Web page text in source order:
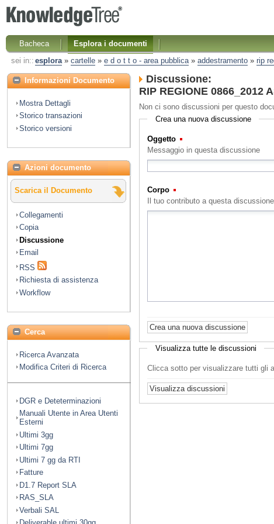
Bacheca Esplora i documenti
sei in:: esplora» cartelle» e d o t t o - area pubblica» addestramento» rip
Informazioni Documento
Mostra Dettagli
Storico transazioni
Storico versioni
Azioni documento
Scarica il Documento
Collegamenti
Copia
Discussione
Email
RSS
Richiesta di assistenza
Workflow
Cerca
Ricerca Avanzata
Modifica Criteri di Ricerca
DGR e Deteterminazioni
Manuali Utente in Area Utenti
Esterni
Ultimi 3gg
Ultimi 7gg
Ultimi 7 gg da RTI
Fatture
D1.7 Report SLA
RAS_SLA
Verbali SAL
Discussione:
RIP REGIONE
Non ci sono discussioni per questo
Crea una nuova discussione
Oggetto
Messaggio in questa discussione
Corpo
Il tuo contributo a questa discussione
Visualizza tutte le discussioni
Clicca sotto per visualizzare tutti gli